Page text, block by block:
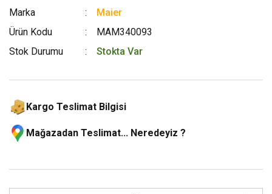
Marka
Maier
Ürün Kodu
MAM340093
Stok Durumu
Stokta Var
Kargo Teslimat Bilgisi
Mağazadan Teslimat... Neredeyiz ?